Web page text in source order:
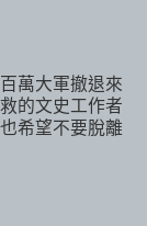
萬大軍撤退來
的文史工作者
希望不要脫離